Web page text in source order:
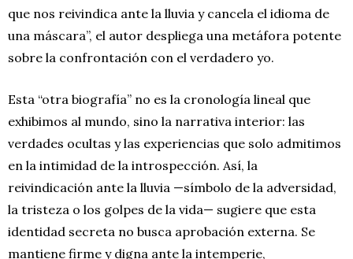
que nos reivindica ante la lluvia y cancela el idioma de
una máscara”, el autor despliega una metáfora potente
sobre la confrontación con el verdadero yo.
Esta “otra biografía” no es la cronología lineal que
exhibimos al mundo, sino la narrativa interior: las
verdades ocultas y las experiencias que solo admitimos
en la intimidad de la introspección. Así, la
reivindicación ante la lluvia —símbolo de la adversidad,
la tristeza o los golpes de la vida— sugiere que esta
identidad secreta no busca aprobación externa. Se
mantiene firme y digna ante la intemperie,